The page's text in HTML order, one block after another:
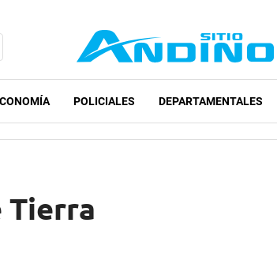
POLICIALES DEPARTAMENTALES
Tierra